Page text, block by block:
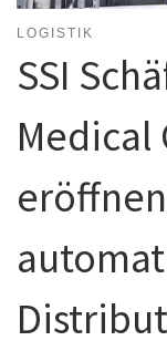
LOGISTIK
SSI
Medical